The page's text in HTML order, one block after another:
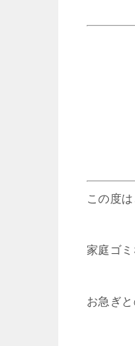
この度
家庭ゴ
お急ぎ